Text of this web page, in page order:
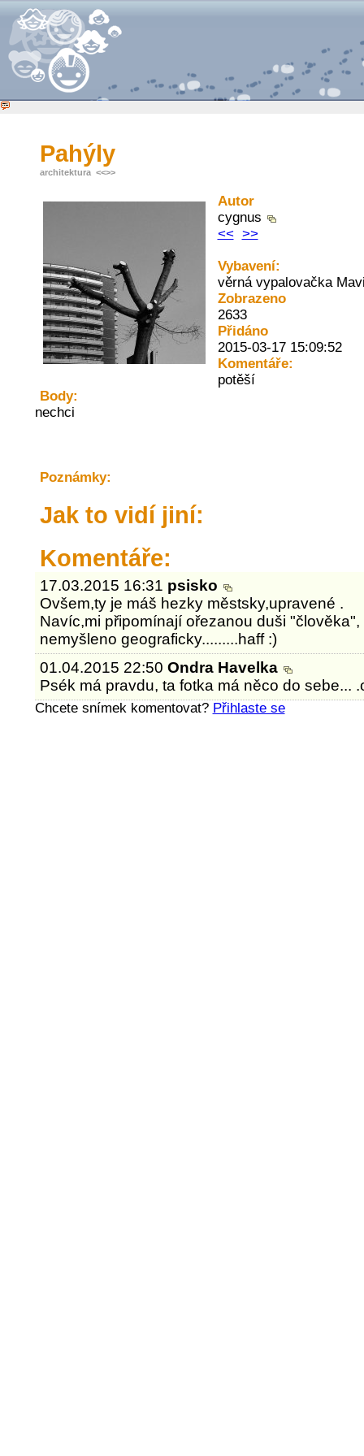
Pahýly
architektura <<>>
Autor
cygnus
<< >>
Vybavení:
věrná vypalovačka
Zobrazeno
2633
Přidáno
2015-03-17 15:09:52
Komentáře:
potěší
Body:
nechci
Poznámky:
Jak to vidí jiní:
Komentáře:
17.03.2015 16:31 psisko
Ovšem,ty je máš hezky městsky,upravené .
Navíc,mi připomínají ořezanou duši
nemyšleno geograficky.........haff :)
01.04.2015 22:50Ondra Havelka
Psék má pravdu, ta fotka má něco do sebe...
Chcete snímek komentovat? Přihlaste se